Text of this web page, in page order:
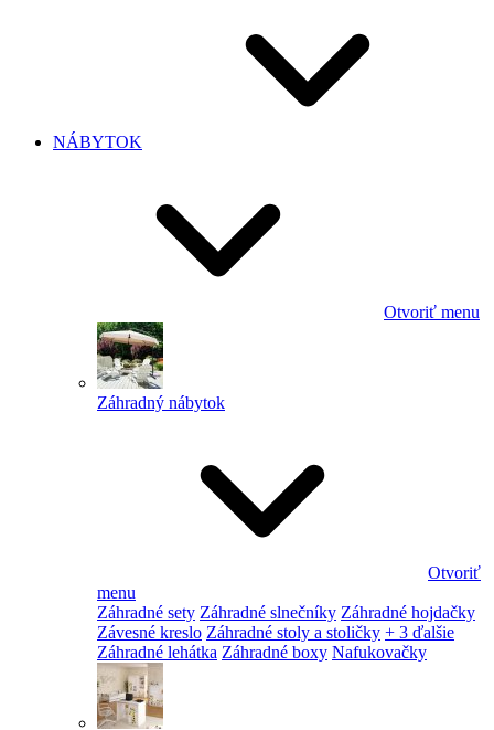
NÁBYTOK
Otvoriť menu
Záhradný nábytok
Otvoriť
menu
Záhradné sety Záhradné slnečníky Záhradné hojdačky
Závesné kreslo Záhradné stoly a stoličky + 3 ďalšie
Záhradné lehátka Záhradné boxy Nafukovačky